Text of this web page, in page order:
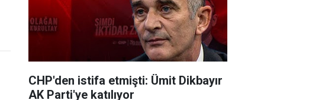
CHP'den istifa etmişti: Ümit Dikbayır
AK Parti'ye katılıyor